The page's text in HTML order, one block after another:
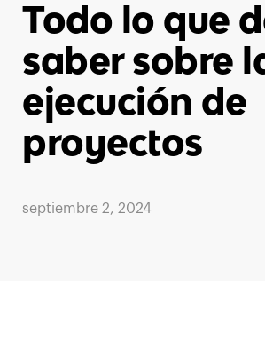
Todo lo que
saber sobre
ejecución de
proyectos
septiembre 2, 2024